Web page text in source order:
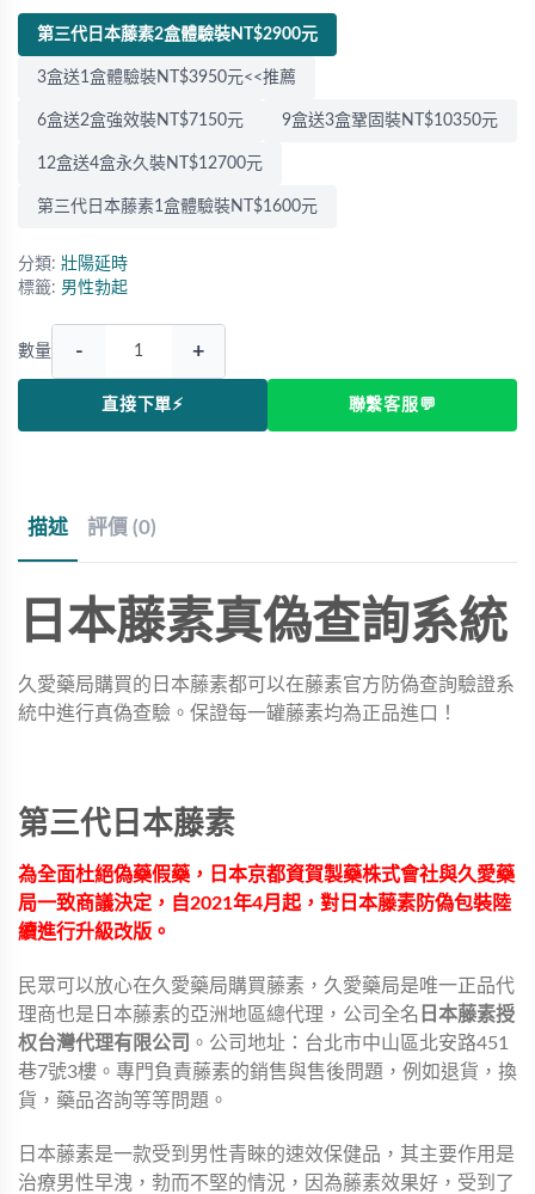
第三代日本藤素2盒體驗裝NT$2900元
3盒送1盒體驗裝NT$3950元<<推薦
6盒送2盒強效裝NT$7150元 9盒送3盒鞏固裝NT$10350元
12盒送4盒永久裝NT$12700元
第三代日本藤素1盒體驗裝NT$1600元
分類: 壯陽延時
標籤: 男性勃起
數量 - +
直接下單⚡ 聯繫客服💬
描述 評價 (0)
日本藤素真偽查詢系統
久愛藥局購買的日本藤素都可以在藤素官方防偽查詢驗證系
統中進行真偽查驗。保證每一罐藤素均為正品進口！
第三代日本藤素
為全面杜絕偽藥假藥，日本京都資賀製藥株式會社與久愛藥
局一致商議決定，自2021年4月起，對日本藤素防偽包裝陸
續進行升級改版。
民眾可以放心在久愛藥局購買藤素，久愛藥局是唯一正品代
理商也是日本藤素的亞洲地區總代理，公司全名 日本藤素授
权台灣代理有限公司 。公司地址：台北市中山區北安路451
巷7號3樓。專門負責藤素的銷售與售後問題，例如退貨，換
貨，藥品咨詢等等問題。
日本藤素是一款受到男性青睞的速效保健品，其主要作用是
治療男性早洩，勃而不堅的情況，因為藤素效果好，受到了